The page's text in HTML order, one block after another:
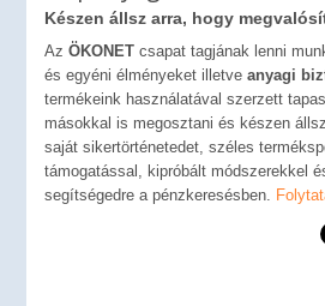
Készen állsz arra, hogy
AzÖKONETcsapat tagjának lenni
és egyéni élményeket illetveanyagi
termékeink használatával szerzett
másokkal is megosztani és készen
saját sikertörténetedet, széles
támogatással, kipróbált módszerekkel
segítségedre a pénzkeresésben.